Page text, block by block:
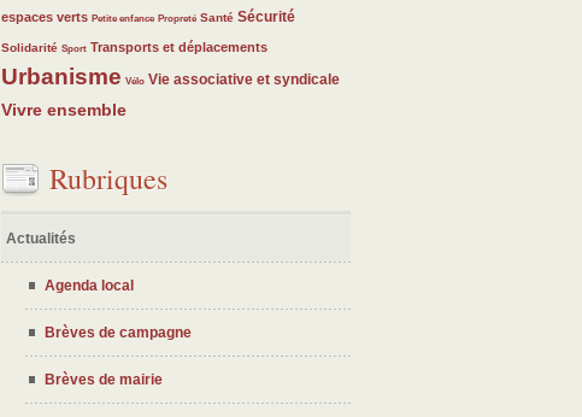
espaces verts
62/323 Petite enfance
28/323 Propreté
100/323 Santé
146/323 Sécurité
70/323
Solidarité
55/323 Sport
118/323 Transports et déplacements
323/323
Urbanisme
43/323 Vélo
146/323 Vie associative et syndicale
214/323
Vivre ensemble
Rubriques
Actualités
Agenda local
Brèves de campagne
Brèves de mairie